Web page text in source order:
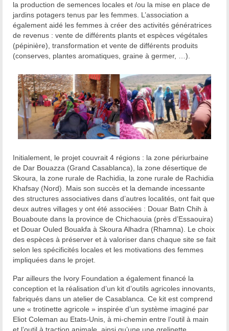
la production de semences locales et /ou la mise en place de
jardins potagers tenus par les femmes. L’association a
également aidé les femmes à créer des activités génératrices
de revenus : vente de différents plants et espèces végétales
(pépinière), transformation et vente de différents produits
(conserves, plantes aromatiques, graine à germer, …).
Initialement, le projet couvrait 4 régions : la zone périurbaine
de Dar Bouazza (Grand Casablanca), la zone désertique de
Skoura, la zone rurale de Rachidia, la zone rurale de Rachidia
Khafsay (Nord). Mais son succès et la demande incessante
des structures associatives dans d’autres localités, ont fait que
deux autres villages y ont été associées : Douar Batn Chih à
Bouaboute dans la province de Chichaouia (près d’Essaouira)
et Douar Ouled Bouakfa à Skoura Alhadra (Rhamna). Le choix
des espèces à préserver et à valoriser dans chaque site se fait
selon les spécificités locales et les motivations des femmes
impliquées dans le projet.
Par ailleurs the Ivory Foundation a également financé la
conception et la réalisation d’un kit d’outils agricoles innovants,
fabriqués dans un atelier de Casablanca. Ce kit est comprend
une « trotinette agricole » inspirée d’un système imaginé par
Eliot Coleman au Etats-Unis, à mi-chemin entre l’outil à main